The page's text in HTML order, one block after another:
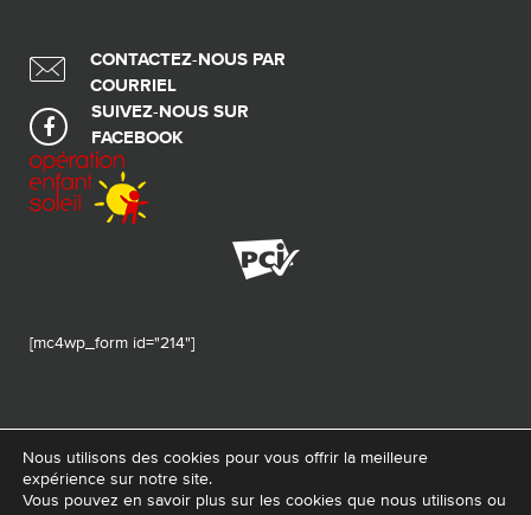
CONTACTEZ-NOUS PAR
COURRIEL
SUIVEZ-NOUS SUR
FACEBOOK
[mc4wp_form id="214"]
© 2026 Tous droits réservés - Fondation de ma vie – Pour la santé de la
Nous utilisons des cookies pour vous offrir la meilleure
expérience sur notre site.
Vous pouvez en savoir plus sur les cookies que nous utilisons ou